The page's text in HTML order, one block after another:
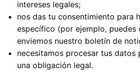
intereses legales;
nos das tu consentimiento para
específico (por ejemplo, puedes
enviemos nuestro boletín de
necesitamos procesar tus datos
una obligación legal.